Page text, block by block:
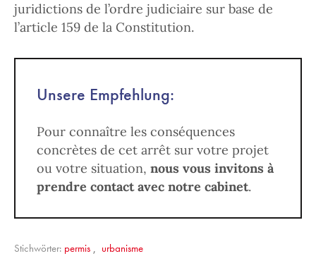
juridictions de l’ordre judiciaire sur base de
l’article 159 de la Constitution.
Unsere Empfehlung:
Pour connaître les conséquences
concrètes de cet arrêt sur votre projet
ou votre situation, nous vous invitons à
prendre contact avec notre cabinet.
Stichwörter: permis , urbanisme